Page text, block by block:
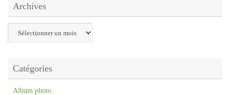
Archives
Catégories
Album photo